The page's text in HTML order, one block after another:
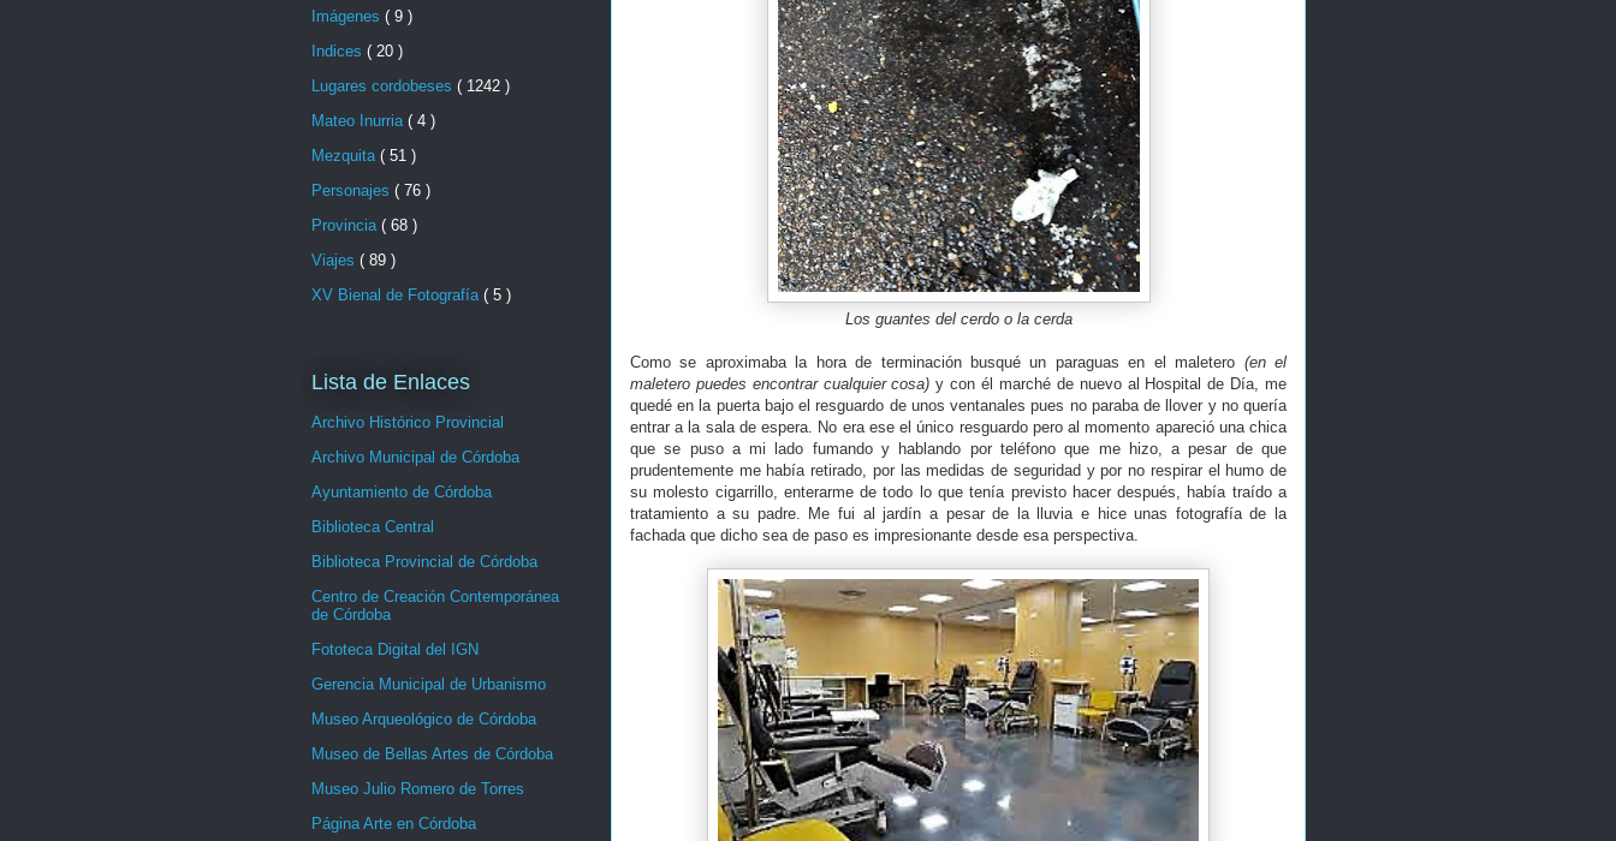
Los guantes del cerdo o la cerda
Como se aproximaba la hora de terminación busqué un paraguas en el maletero (en el
maletero puedes encontrar cualquier cosa) y con él marché de nuevo al Hospital de Día, me
quedé en la puerta bajo el resguardo de unos ventanales pues no paraba de llover y no quería
entrar a la sala de espera. No era ese el único resguardo pero al momento apareció una chica
que se puso a mi lado fumando y hablando por teléfono que me hizo, a pesar de que
prudentemente me había retirado, por las medidas de seguridad y por no respirar el humo de
su molesto cigarrillo, enterarme de todo lo que tenía previsto hacer después, había traído a
tratamiento a su padre. Me fui al jardín a pesar de la lluvia e hice unas fotografía de la
fachada que dicho sea de paso es impresionante desde esa perspectiva.
Imágenes ( 9 )
Indices ( 20 )
Lugares cordobeses ( 1242 )
Mateo Inurria ( 4 )
Mezquita ( 51 )
Personajes ( 76 )
Provincia ( 68 )
Viajes ( 89 )
XV Bienal de Fotografía ( 5 )
Lista de Enlaces
Archivo Histórico Provincial
Archivo Municipal de Córdoba
Ayuntamiento de Córdoba
Biblioteca Central
Biblioteca Provincial de Córdoba
Centro de Creación Contemporánea
de Córdoba
Fototeca Digital del IGN
Gerencia Municipal de Urbanismo
Museo Arqueológico de Córdoba
Museo de Bellas Artes de Córdoba
Museo Julio Romero de Torres
Página Arte en Córdoba